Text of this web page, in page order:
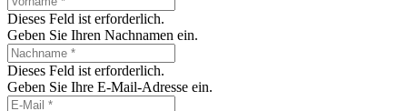
Dieses Feld ist erforderlich.
Geben Sie Ihren Nachnamen ein.
Dieses Feld ist erforderlich.
Geben Sie Ihre E-Mail-Adresse ein.